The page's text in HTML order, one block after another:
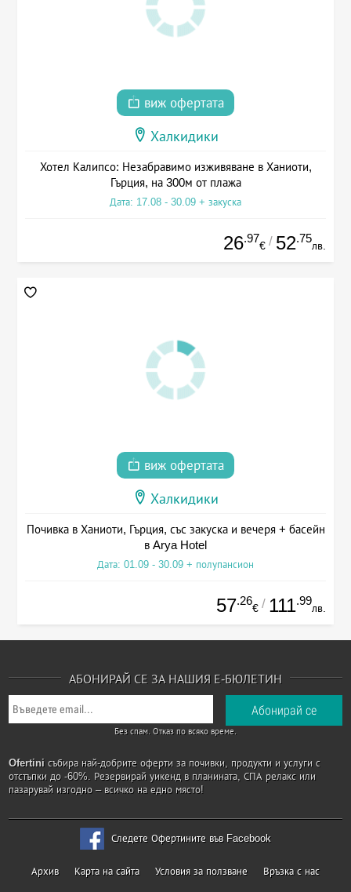
виж офертата
Халкидики
Хотел Калипсо: Незабравимо изживяване в Ханиоти,
Гърция, на 300м от плажа
Дата: 17.08 - 30.09 + закуска
26.97
€ / 52.75
лв.
виж офертата
Халкидики
Почивка в Ханиоти, Гърция, със закуска и вечеря + басейн
в Arya Hotel
Дата: 01.09 - 30.09 + полупансион
57.26
€ / 111.99
лв.
АБОНИРАЙ СЕ ЗА НАШИЯ Е-БЮЛЕТИН
Без спам. Отказ по всяко време.
Ofertini събира най-добрите оферти за почивки, продукти и услуги с
отстъпки до -60%. Резервирай уикенд в планината, СПА релакс или
пазарувай изгодно – всичко на едно място!
Следете Офертините във Facebook
Архив Карта на сайта Условия за ползване Връзка с нас